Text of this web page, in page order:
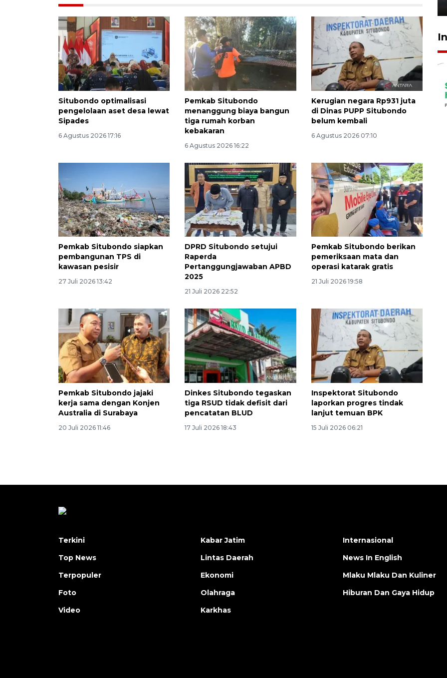
Situbondo optimalisasi
pengelolaan aset desa lewat
Sipades
6 Agustus 2026 17:16
Pemkab Situbondo
menanggung biaya bangun
tiga rumah korban
kebakaran
6 Agustus 2026 16:22
Kerugian negara Rp931 juta
di Dinas PUPP Situbondo
belum kembali
6 Agustus 2026 07:10
Pemkab Situbondo siapkan
pembangunan TPS di
kawasan pesisir
27 Juli 2026 13:42
DPRD Situbondo setujui
Raperda
Pertanggungjawaban APBD
2025
21 Juli 2026 22:52
Pemkab Situbondo berikan
pemeriksaan mata dan
operasi katarak gratis
21 Juli 2026 19:58
Pemkab Situbondo jajaki
kerja sama dengan Konjen
Australia di Surabaya
20 Juli 2026 11:46
Dinkes Situbondo tegaskan
tiga RSUD tidak defisit dari
pencatatan BLUD
17 Juli 2026 18:43
Inspektorat Situbondo
laporkan progres tindak
lanjut temuan BPK
15 Juli 2026 06:21
Awas penipuan berbasis AI
2026-08-07 13:45:00
Terkini
Top News
Terpopuler
Foto
Video
Kabar Jatim
Lintas Daerah
Ekonomi
Olahraga
Karkhas
Internasional
News In English
Mlaku Mlaku Dan Kuliner
Hiburan Dan Gaya Hidup